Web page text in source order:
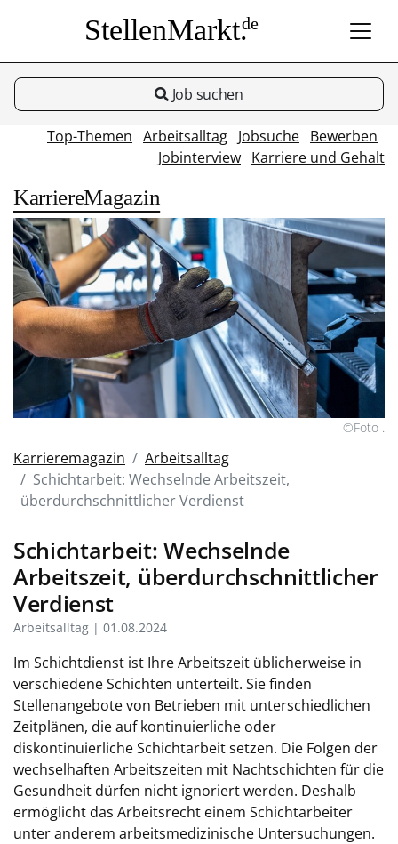
StellenMarkt.de
Job suchen
Top-Themen Arbeitsalltag Jobsuche Bewerben
Jobinterview Karriere und Gehalt
KarriereMagazin
©Foto .
Karrieremagazin
Arbeitsalltag
Schichtarbeit: Wechselnde Arbeitszeit,
überdurchschnittlicher Verdienst
Schichtarbeit: Wechselnde
Arbeitszeit, überdurchschnittlicher
Verdienst
Arbeitsalltag | 01.08.2024
Im Schichtdienst ist Ihre Arbeitszeit üblicherweise in
verschiedene Schichten unterteilt. Sie finden
Stellenangebote von Betrieben mit unterschiedlichen
Zeitplänen, die auf kontinuierliche oder
diskontinuierliche Schichtarbeit setzen. Die Folgen der
wechselhaften Arbeitszeiten mit Nachtschichten für die
Gesundheit dürfen nicht ignoriert werden. Deshalb
ermöglicht das Arbeitsrecht einem Schichtarbeiter
unter anderem arbeitsmedizinische Untersuchungen.